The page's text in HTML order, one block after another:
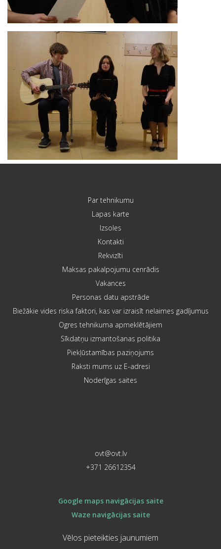
Par tehnikumu
Lapas karte
Izsoles
Kontakti
Rekvizīti
Maksas pakalpojumu cenrādis
Vakances
Personas datu apstrāde
Biežākie vides riska faktori, kas var izraisīt nelaimes gadījumus
Ogres tehnikuma apmeklētājiem
Sīkdatņu izmantošanas politika
Piekļūstamības paziņojums
Raksti mums uz E-adresi
Noderīgas saites
ovt@ovt.lv
+371 26612354
Google maps navigācijas saite
Waze navigācijas saite
Vēlos pieteikties jaunumiem